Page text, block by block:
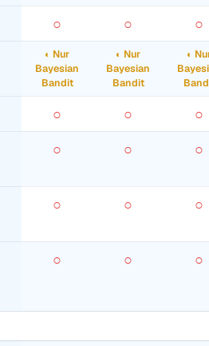
○ ○ ○
◐ Nur
Bayesian
Bandit
◐ Nur
Bayesian
Bandit
◐
○ ○ ○
○ ○ ○
○ ○ ○
○ ○ ○